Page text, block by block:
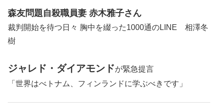
森友問題自殺職員妻 赤木雅子さん
裁判開始を待つ日々 胸中を綴った1000通のLINE 相澤冬
樹
ジャレド・ダイアモンドが緊急提言
「世界はべトナム、フィンランドに学ぶべきです」